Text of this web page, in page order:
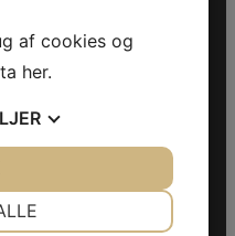
af cookies og
her.